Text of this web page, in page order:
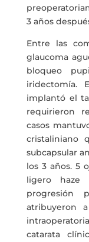
3 años
Entre las
glaucoma
bloqueo
iridectomía.
implantó el
requirieron
casos
cristaliniano
subcapsular
los 3 años. 5
ligero haze
progresión
atribuyeron
catarata